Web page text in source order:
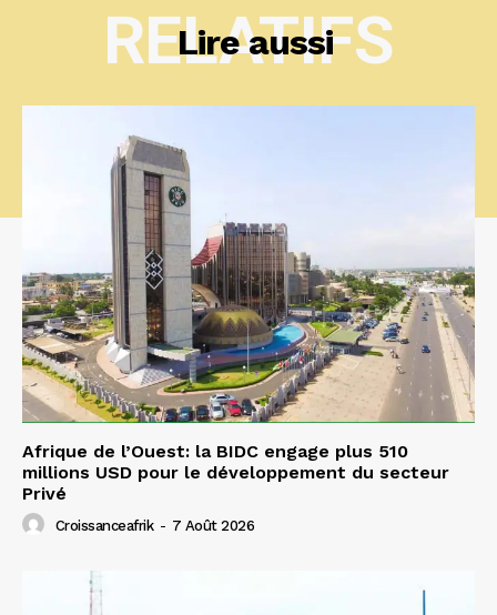
Lire aussi
RELATIFS
Afrique de l’Ouest: la BIDC engage plus 510
millions USD pour le développement du secteur
Privé
Croissanceafrik - 7 Août 2026